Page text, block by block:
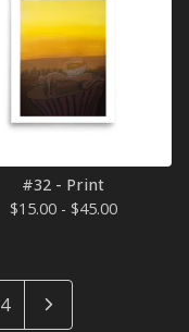
#32 - Print
$15.00 - $45.00
4